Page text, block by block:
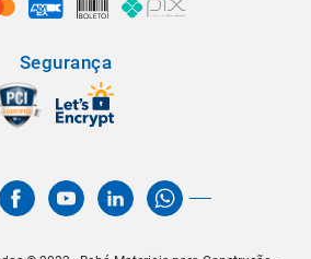
Segurança